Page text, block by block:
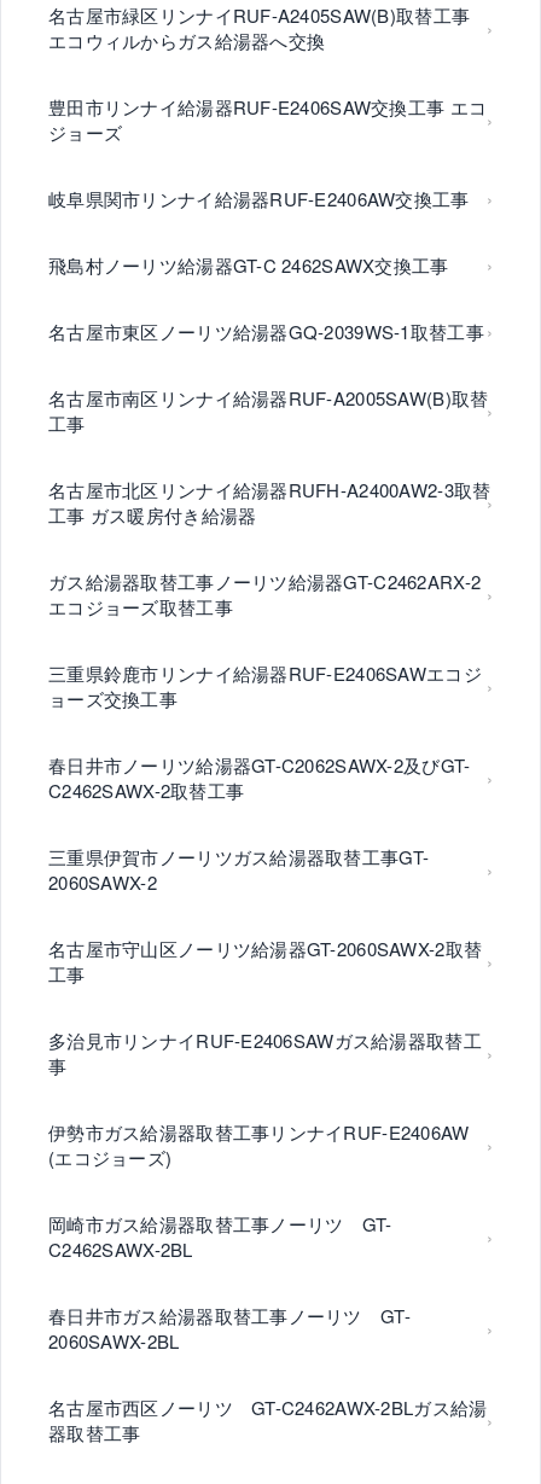
名古屋市緑区リンナイRUF-A2405SAW(B)取替工事
エコウィルからガス給湯器へ交換
豊田市リンナイ給湯器RUF-E2406SAW交換工事 エコ
ジョーズ
岐阜県関市リンナイ給湯器RUF-E2406AW交換工事
飛島村ノーリツ給湯器GT-C 2462SAWX交換工事
名古屋市東区ノーリツ給湯器GQ-2039WS-1取替工事
名古屋市南区リンナイ給湯器RUF-A2005SAW(B)取替
工事
名古屋市北区リンナイ給湯器RUFH-A2400AW2-3取替
工事 ガス暖房付き給湯器
ガス給湯器取替工事ノーリツ給湯器GT-C2462ARX-2
エコジョーズ取替工事
三重県鈴鹿市リンナイ給湯器RUF-E2406SAWエコジ
ョーズ交換工事
春日井市ノーリツ給湯器GT-C2062SAWX-2及びGT-
C2462SAWX-2取替工事
三重県伊賀市ノーリツガス給湯器取替工事GT-
2060SAWX-2
名古屋市守山区ノーリツ給湯器GT-2060SAWX-2取替
工事
多治見市リンナイRUF-E2406SAWガス給湯器取替工
事
伊勢市ガス給湯器取替工事リンナイRUF-E2406AW
(エコジョーズ)
岡崎市ガス給湯器取替工事ノーリツ GT-
C2462SAWX-2BL
春日井市ガス給湯器取替工事ノーリツ GT-
2060SAWX-2BL
名古屋市西区ノーリツ GT-C2462AWX-2BLガス給湯
器取替工事